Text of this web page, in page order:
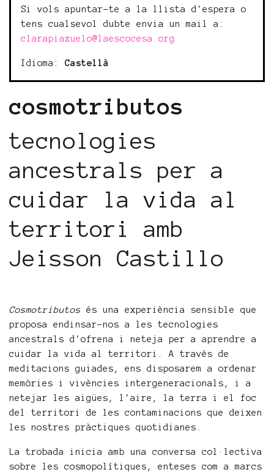
Si vols apuntar-te a la llista d'espera o
tens cualsevol dubte envia un mail a:
clarapiazuelo@laescocesa.org
Idioma: Castellà
cosmotributos
tecnologies
ancestrals per a
cuidar la vida al
territori amb
Jeisson Castillo
Cosmotributos és una experiència sensible que
proposa endinsar-nos a les tecnologies
ancestrals d'ofrena i neteja per a aprendre a
cuidar la vida al territori. A través de
meditacions guiades, ens disposarem a ordenar
memòries i vivències intergeneracionals, i a
netejar les aigües, l'aire, la terra i el foc
del territori de les contaminacions que deixen
les nostres pràctiques quotidianes.
La trobada inicia amb una conversa col·lectiva
sobre les cosmopolítiques, enteses com a marcs